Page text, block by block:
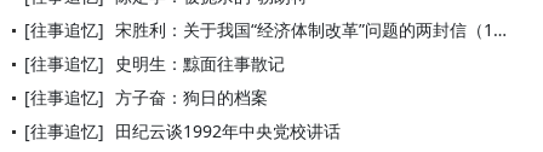
[往事追忆] 宋胜利：关于我国“经济体制改革”问题的两封信（1972年）
[往事追忆]
史明生：黥面往事散记
[往事追忆] 方子奋：狗日的档案
[往事追忆] 田纪云谈1992年中央党校讲话